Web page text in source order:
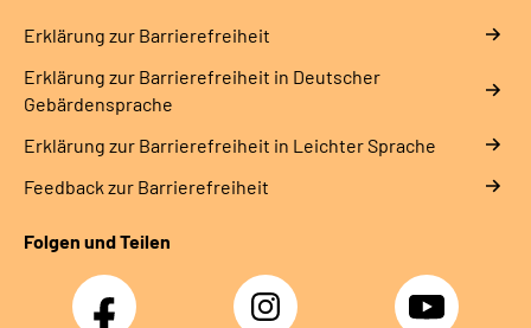
Erklärung zur Barrierefreiheit
Erklärung zur Barrierefreiheit in Deutscher
Gebärdensprache
Erklärung zur Barrierefreiheit in Leichter Sprache
Feedback zur Barrierefreiheit
Folgen und Teilen
Facebook Instagram YouTube